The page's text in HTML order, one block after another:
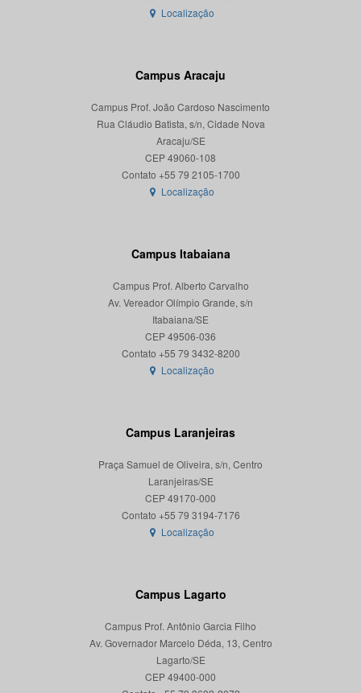
Localização
Campus Aracaju
Campus Prof. João Cardoso Nascimento
Rua Cláudio Batista, s/n, Cidade Nova
Aracaju/SE
CEP 49060-108
Localização
Campus Itabaiana
Campus Prof. Alberto Carvalho
Av. Vereador Olímpio Grande, s/n
Itabaiana/SE
CEP 49506-036
Localização
Campus Laranjeiras
Praça Samuel de Oliveira, s/n, Centro
Laranjeiras/SE
CEP 49170-000
Localização
Campus Lagarto
Campus Prof. Antônio Garcia Filho
Av. Governador Marcelo Déda, 13, Centro
Lagarto/SE
CEP 49400-000